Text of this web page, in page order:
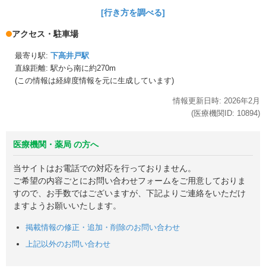
[行き方を調べる]
アクセス・駐車場
最寄り駅: 下高井戸駅
直線距離: 駅から南に約270m
(この情報は経緯度情報を元に生成しています)
情報更新日時: 2026年2月
(医療機関ID: 10894)
医療機関・薬局 の方へ
当サイトはお電話での対応を行っておりません。
ご希望の内容ごとにお問い合わせフォームをご用意しておりま
すので、お手数ではございますが、下記よりご連絡をいただけ
ますようお願いいたします。
掲載情報の修正・追加・削除のお問い合わせ
上記以外のお問い合わせ